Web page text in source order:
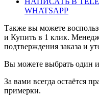
WHATSAPP
Также вы можете
и Купить в 1 клик.
подтверждения заказа и
Вы можете выбрать один
За вами всегда остаётся
примерки.